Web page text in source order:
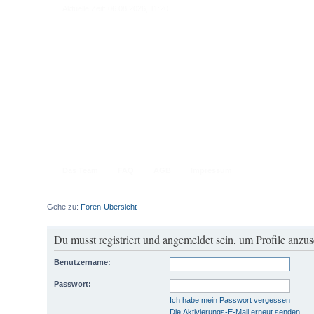
Gehe zu: Foren-Übersicht
Du musst registriert und angemeldet sein, um Profile
Benutzername:
Passwort:
Ich habe mein Passwort vergessen
Die Aktivierungs-E-Mail erneut senden